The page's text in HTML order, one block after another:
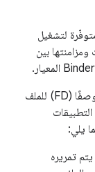
لتشغيل
بين
في جلسة تشغيل ملف محلي عادية، يُرسِل التطبيق وصفًا (FD) للملف
يلي:
لفّ FD في كائن DataSource من Binder يتم تمريره